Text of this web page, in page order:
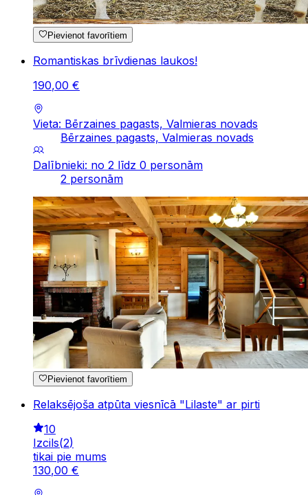
Pievienot favorītiem
Romantiskas brīvdienas laukos!
190,00 €
Vieta: Bērzaines pagasts, Valmieras novads
Bērzaines pagasts, Valmieras novads
Dalībnieki: no 2 līdz 0 personām
2 personām
Pievienot favorītiem
Relaksējoša atpūta viesnīcā "Lilaste" ar pirti
10
Izcils(2)
tikai pie mums
130,00 €